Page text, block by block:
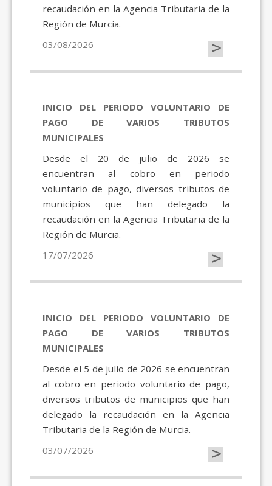
recaudación en la Agencia Tributaria de la
Región de Murcia.
03/08/2026
>
INICIO DEL PERIODO VOLUNTARIO DE
PAGO DE VARIOS TRIBUTOS
MUNICIPALES
Desde el 20 de julio de 2026 se
encuentran al cobro en periodo
voluntario de pago, diversos tributos de
municipios que han delegado la
recaudación en la Agencia Tributaria de la
Región de Murcia.
17/07/2026
>
INICIO DEL PERIODO VOLUNTARIO DE
PAGO DE VARIOS TRIBUTOS
MUNICIPALES
Desde el 5 de julio de 2026 se encuentran
al cobro en periodo voluntario de pago,
diversos tributos de municipios que han
delegado la recaudación en la Agencia
Tributaria de la Región de Murcia.
03/07/2026
>